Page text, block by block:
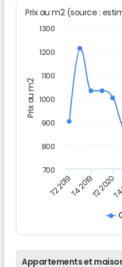
Prix au m2
Prix au m2 (source
T2 2019T4 2019T2 2020
700
800
900
1000
1100
1200
1300
Appartements et